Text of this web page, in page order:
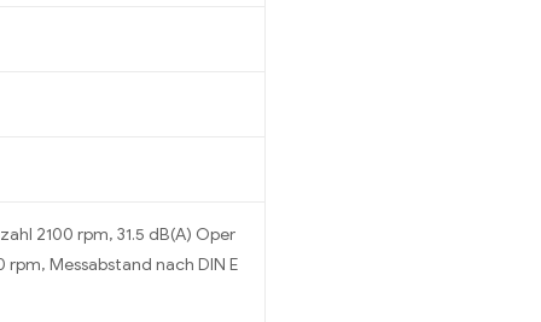
2100 rpm, 31.5 dB(A) Oper
Messabstand nach DIN E